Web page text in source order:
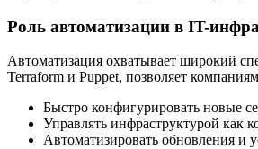
Роль автоматизации в IT-
Автоматизация охватывает широкий
Terraform и Puppet, позволяет
Быстро конфигурировать новые
Управлять инфраструктурой как
Автоматизировать обновления и